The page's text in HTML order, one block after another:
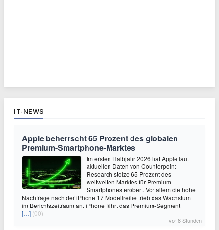
IT-NEWS
Apple beherrscht 65 Prozent des globalen
Premium-Smartphone-Marktes
Im ersten Halbjahr 2026 hat Apple laut
aktuellen Daten von Counterpoint
Research stolze 65 Prozent des
weltweiten Marktes für Premium-
Smartphones erobert. Vor allem die hohe
Nachfrage nach der iPhone 17 Modellreihe trieb das Wachstum
im Berichtszeitraum an. iPhone führt das Premium-Segment
[…] (00)
vor 8 Stunden